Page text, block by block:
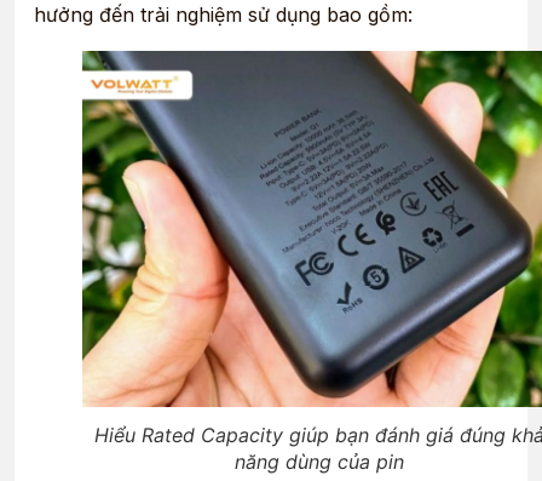
hưởng đến trải nghiệm sử dụng bao gồm:
Hiểu Rated Capacity giúp bạn đánh giá đúng
năng dùng của pin